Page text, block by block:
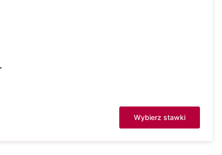
Wybierz stawki